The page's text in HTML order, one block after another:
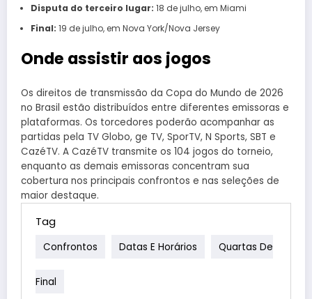
Disputa do terceiro lugar: 18 de julho, em Miami
Final: 19 de julho, em Nova York/Nova Jersey
Onde assistir aos jogos
Os direitos de transmissão da Copa do Mundo de 2026
no Brasil estão distribuídos entre diferentes emissoras e
plataformas. Os torcedores poderão acompanhar as
partidas pela TV Globo, ge TV, SporTV, N Sports, SBT e
CazéTV. A CazéTV transmite os 104 jogos do torneio,
enquanto as demais emissoras concentram sua
cobertura nos principais confrontos e nas seleções de
maior destaque.
Tag
Confrontos Datas E Horários Quartas De
Final